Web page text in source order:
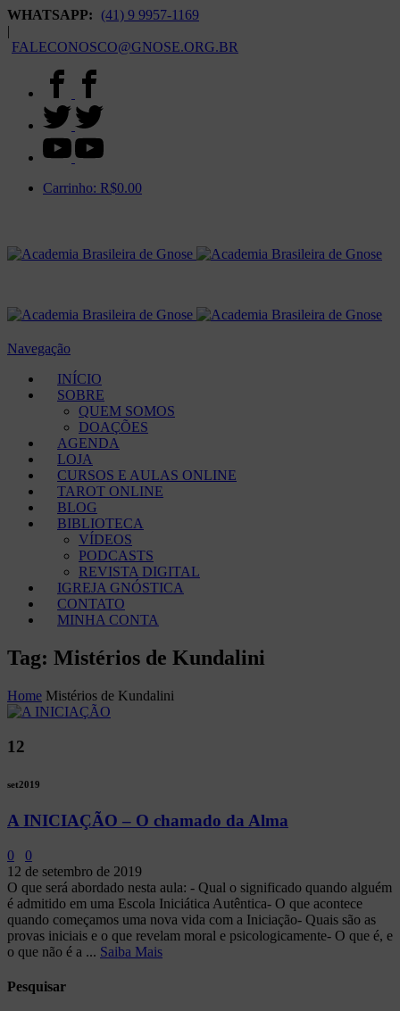
WHATSAPP:
(41) 9 9957-1169
|
FALECONOSCO@GNOSE.ORG.BR
Carrinho: R$0.00
Navegação
INÍCIO
SOBRE
QUEM SOMOS
DOAÇÕES
AGENDA
LOJA
CURSOS E AULAS ONLINE
TAROT ONLINE
BLOG
BIBLIOTECA
VÍDEOS
PODCASTS
REVISTA DIGITAL
IGREJA GNÓSTICA
CONTATO
MINHA CONTA
Tag: Mistérios de Kundalini
Home Mistérios de Kundalini
12
set2019
A INICIAÇÃO – O chamado da Alma
0
0
12 de setembro de 2019
O que será abordado nesta aula: - Qual o significado quando alguém
é admitido em uma Escola Iniciática Autêntica- O que acontece
quando começamos uma nova vida com a Iniciação- Quais são as
provas iniciais e o que revelam moral e psicologicamente- O que é, e
o que não é a ... Saiba Mais
Pesquisar